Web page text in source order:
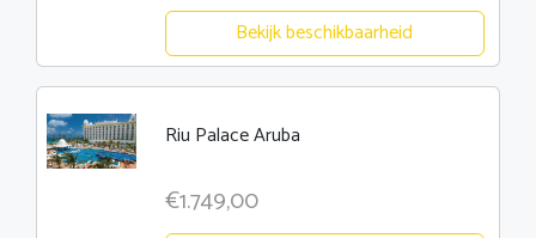
Bekijk beschikbaarheid
Riu Palace Aruba
€1.749,00